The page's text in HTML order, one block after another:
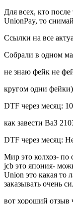
Для всех, кто
UnionPay, то
Ссылки на все
Собрали в одном
не знаю фейк не
кругом одни
DTF через месяц:
как завести ВаЗ
DTF через месяц:
Мир это колхоз- по
jcb это япония-
Union это какая то
заказывать очень
вот хороший отзыв